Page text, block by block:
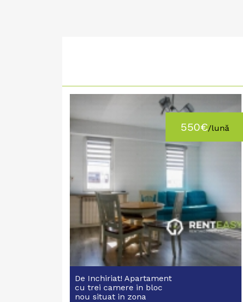
De Inchiriat! Apartament
cu trei camere in bloc
nou situat in zona
550€/lună